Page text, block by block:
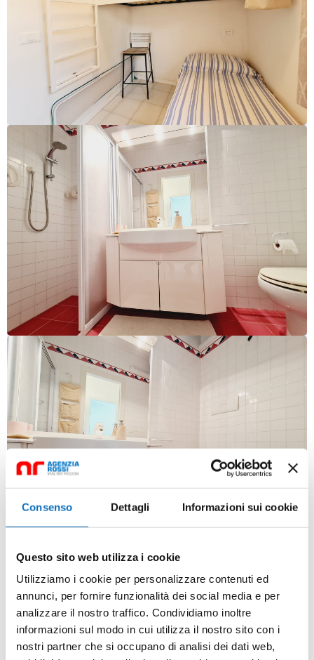
Consenso Dettagli Informazioni sui cookie
Questo sito web utilizza i cookie
Utilizziamo i cookie per personalizzare contenuti ed
annunci, per fornire funzionalità dei social media e per
analizzare il nostro traffico. Condividiamo inoltre
informazioni sul modo in cui utilizza il nostro sito con i
nostri partner che si occupano di analisi dei dati web,